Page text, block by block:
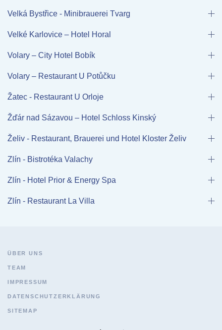
Velká Bystřice - Minibrauerei Tvarg
Velké Karlovice – Hotel Horal
Volary – City Hotel Bobík
Volary – Restaurant U Potůčku
Žatec - Restaurant U Orloje
Žďár nad Sázavou – Hotel Schloss Kinský
Želiv - Restaurant, Brauerei und Hotel Kloster Želiv
Zlín - Bistrotéka Valachy
Zlín - Hotel Prior & Energy Spa
Zlín - Restaurant La Villa
ÜBER UNS
TEAM
IMPRESSUM
DATENSCHUTZERKLÄRUNG
SITEMAP